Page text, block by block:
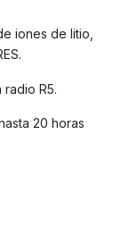
iones de litio,
R5.
20 horas